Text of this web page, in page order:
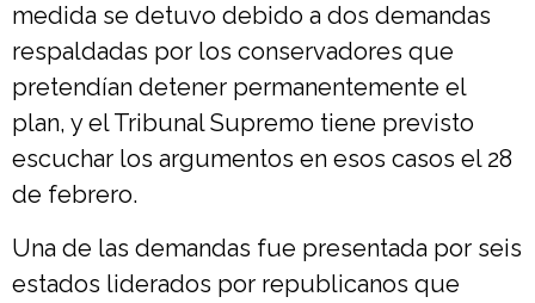
medida se detuvo debido a dos demandas
respaldadas por los conservadores que
pretendían detener permanentemente el
plan, y el Tribunal Supremo tiene previsto
escuchar los argumentos en esos casos el 28
de febrero.
Una de las demandas fue presentada por seis
estados liderados por republicanos que